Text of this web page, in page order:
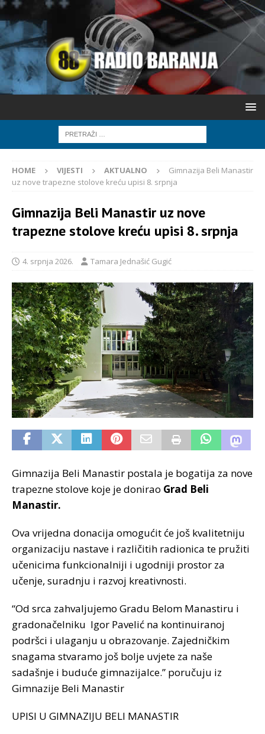
HOME VIJESTI AKTUALNO
Gimnazija Beli Manastir
uz nove trapezne stolove kreću upisi 8. srpnja
Gimnazija Beli Manastir uz nove
trapezne stolove kreću upisi 8. srpnja
4. srpnja 2026. Tamara Jednašić Gugić
Gimnazija Beli Manastir postala je bogatija za nove
trapezne stolove koje je donirao Grad Beli
Manastir.
Ova vrijedna donacija omogućit će još kvalitetniju
organizaciju nastave i različitih radionica te pružiti
učenicima funkcionalniji i ugodniji prostor za
učenje, suradnju i razvoj kreativnosti.
“Od srca zahvaljujemo Gradu Belom Manastiru i
gradonačelniku Igor Pavelić na kontinuiranoj
podršci i ulaganju u obrazovanje. Zajedničkim
snagama stvaramo još bolje uvjete za naše
sadašnje i buduće gimnazijalce.” poručuju iz
Gimnazije Beli Manastir
UPISI U GIMNAZIJU BELI MANASTIR